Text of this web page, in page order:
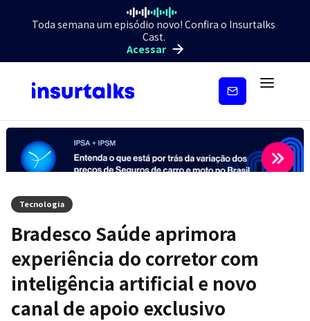
Toda semana um episódio novo! Confira o Insurtalks
Cast.
Acessar
Inscreva-
Tecnologia
Bradesco Saúde aprimora
experiência do corretor com
inteligência artificial e novo
canal de apoio exclusivo